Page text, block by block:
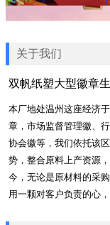
关于我们
双帆纸塑大型徽章
本厂地处温州这座经济
章，市场监督管理徽、
协会徽等，我们依托该
势，整合原料上产资源
今，无论是原材料的采
用一颗对客户负责的心